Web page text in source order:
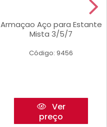
Armaçao Aço para Estante
Mista 3/5/7
Código: 9456
Ver
preço